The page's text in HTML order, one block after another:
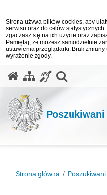
Strona używa plików cookies, aby
serwisu oraz do celów
zgadzasz się na ich użycie oraz
Pamiętaj, że możesz samodzielnie
ustawienia przeglądarki. Brak
wyrażenie zgody.
Poszukiwani
Strona główna Poszukiwani